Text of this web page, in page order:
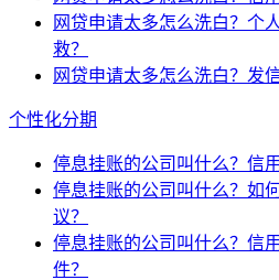
网贷申请太多怎么洗白？个
救？
网贷申请太多怎么洗白？发
个性化分期
停息挂账的公司叫什么？信
停息挂账的公司叫什么？如
议？
停息挂账的公司叫什么？信
件？